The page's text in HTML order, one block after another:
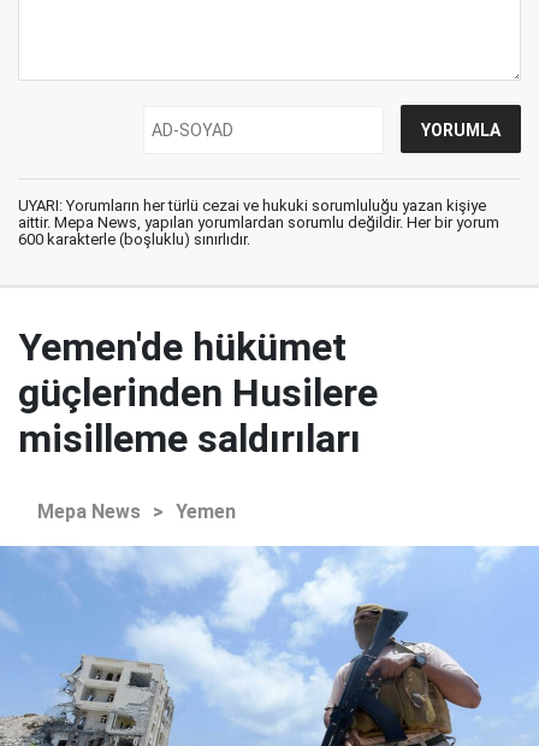
UYARI: Yorumların her türlü cezai ve hukuki sorumluluğu yazan kişiye
aittir. Mepa News, yapılan yorumlardan sorumlu değildir. Her bir yorum
600 karakterle (boşluklu) sınırlıdır.
Yemen'de hükümet
güçlerinden Husilere
misilleme saldırıları
Mepa News > Yemen